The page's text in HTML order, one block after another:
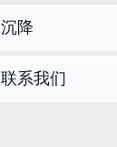
沉降
联系我们